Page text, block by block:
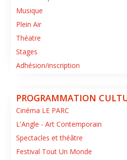
Musique
Plein Air
Théatre
Stages
Adhésion/inscription
PROGRAMMATION
Cinéma LE PARC
L'Angle - Art Contemporain
Spectacles et théâtre
Festival Tout Un Monde